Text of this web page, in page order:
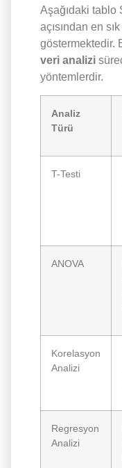
Aşağıdaki
açısından en
göstermektedir.
veri analizi
yöntemlerdir.
Analiz
Türü
T-Testi
ANOVA
Korelasyon
Analizi
Regresyon
Analizi